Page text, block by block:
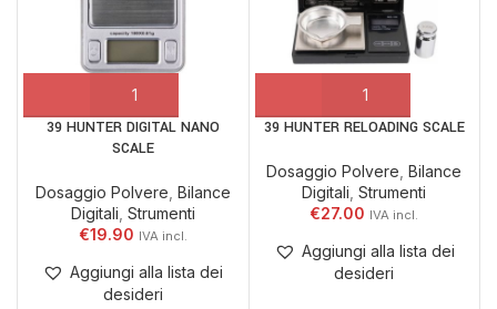
39 HUNTER DIGITAL NANO
SCALE
Dosaggio Polvere Bilance
Digitali Strumenti
€19.90
Aggiungi alla lista dei
desideri
39 HUNTER RELOADING SCALE
Dosaggio Polvere ,Bilance
Digitali ,Strumenti
€27.00
Aggiungi alla lista dei
desideri